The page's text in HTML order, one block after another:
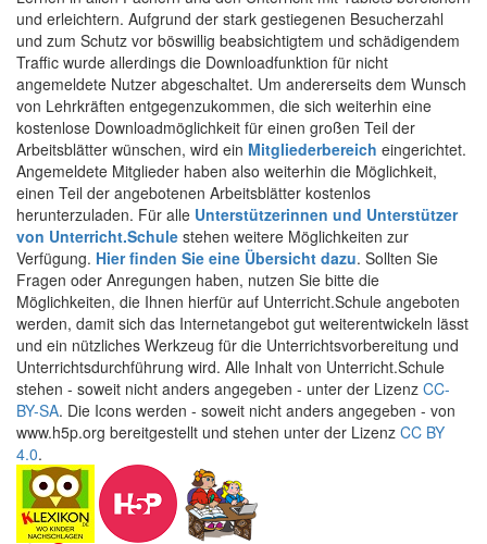
und erleichtern. Aufgrund der stark gestiegenen Besucherzahl
und zum Schutz vor böswillig beabsichtigtem und schädigendem
Traffic wurde allerdings die Downloadfunktion für nicht
angemeldete Nutzer abgeschaltet. Um andererseits dem Wunsch
von Lehrkräften entgegenzukommen, die sich weiterhin eine
kostenlose Downloadmöglichkeit für einen großen Teil der
Arbeitsblätter wünschen, wird ein Mitgliederbereich eingerichtet.
Angemeldete Mitglieder haben also weiterhin die Möglichkeit,
einen Teil der angebotenen Arbeitsblätter kostenlos
herunterzuladen. Für alle Unterstützerinnen und Unterstützer
von Unterricht.Schule stehen weitere Möglichkeiten zur
Verfügung. Hier finden Sie eine Übersicht dazu. Sollten Sie
Fragen oder Anregungen haben, nutzen Sie bitte die
Möglichkeiten, die Ihnen hierfür auf Unterricht.Schule angeboten
werden, damit sich das Internetangebot gut weiterentwickeln lässt
und ein nützliches Werkzeug für die Unterrichtsvorbereitung und
Unterrichtsdurchführung wird. Alle Inhalt von Unterricht.Schule
stehen - soweit nicht anders angegeben - unter der Lizenz CC-
BY-SA. Die Icons werden - soweit nicht anders angegeben - von
www.h5p.org bereitgestellt und stehen unter der Lizenz CC BY
4.0.